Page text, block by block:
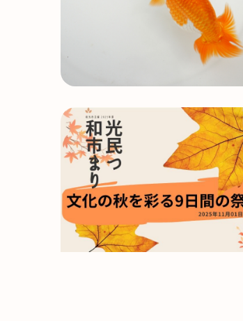
「モノ」
fleXe
「ひと」